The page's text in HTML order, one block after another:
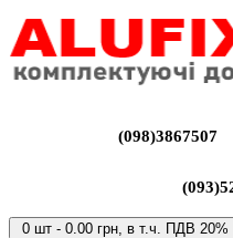
(098)3867507
0 шт - 0.00 грн, в т.ч. ПДВ 20%